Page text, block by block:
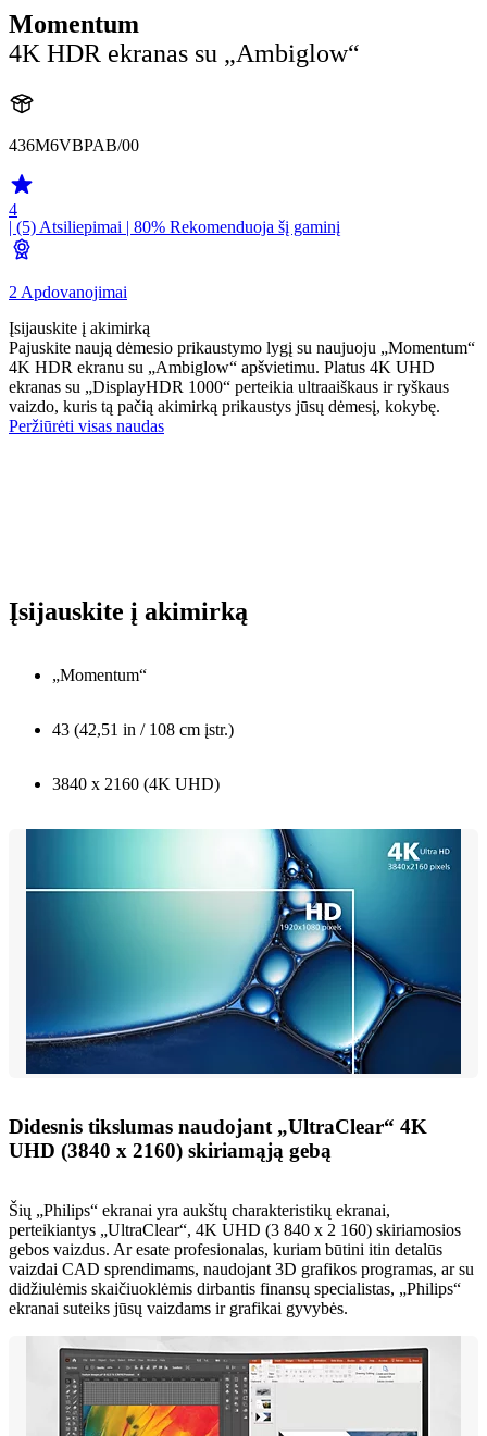
Momentum
4K HDR ekranas su „Ambiglow“
436M6VBPAB/00
4
| (5) Atsiliepimai | 80% Rekomenduoja šį gaminį
2 Apdovanojimai
Įsijauskite į akimirką
Pajuskite naują dėmesio prikaustymo lygį su naujuoju „Momentum“
4K HDR ekranu su „Ambiglow“ apšvietimu. Platus 4K UHD
ekranas su „DisplayHDR 1000“ perteikia ultraaiškaus ir ryškaus
vaizdo, kuris tą pačią akimirką prikaustys jūsų dėmesį, kokybę.
Peržiūrėti visas naudas
Įsijauskite į akimirką
„Momentum“
43 (42,51 in / 108 cm įstr.)
3840 x 2160 (4K UHD)
Didesnis tikslumas naudojant „UltraClear“ 4K
UHD (3840 x 2160) skiriamąją gebą
Šių „Philips“ ekranai yra aukštų charakteristikų ekranai,
perteikiantys „UltraClear“, 4K UHD (3 840 x 2 160) skiriamosios
gebos vaizdus. Ar esate profesionalas, kuriam būtini itin detalūs
vaizdai CAD sprendimams, naudojant 3D grafikos programas, ar su
didžiulėmis skaičiuoklėmis dirbantis finansų specialistas, „Philips“
ekranai suteiks jūsų vaizdams ir grafikai gyvybės.